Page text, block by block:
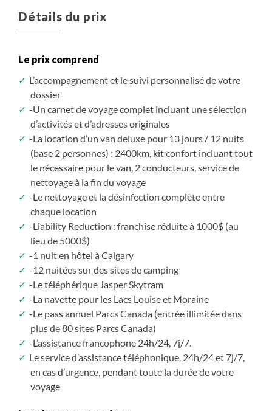
le lac O'Hara. Le sentier du Lac Arthur traverse une
forêt de mélèzes et des prés alpins (altitude de plus
Dans le cas où il vous serait impossible d'obtenir un
siège à bord d'une des navettes pour ce sentier, vous
pourrez effectuer une randonnée sur le sentier de
Twin Falls qui court le long de la rivière Yoho
jusqu’au chute Twin.
Idées de randonnées:
-sentier du Lac Arthur, 8 km (aller-retour), 310
mètres de dénivelé, 4h.
-sentier du Plateau Opabin, 5,9 km aller-retour, 250
mètres de dénivelé, 3h (altitude moyenne 2000
mètres)
-sentier Twin Falls, 16,4 km (aller-retour), 290
mètres de dénivelé, 6-7h (altitude maximale 1800
mètres)
En fin de journée, rendez-vous à votre camping du
Lac Louise, dans le parc national.
Détails du prix
Le prix comprend
L’accompagnement et le suivi personnalisé de votre
dossier
-Un carnet de voyage complet incluant une sélection
d’activités et d’adresses originales
-La location d’un van deluxe pour 13 jours / 12 nuits
(base 2 personnes) : 2400km, kit confort incluant tout
le nécessaire pour le van, 2 conducteurs, service de
nettoyage à la fin du voyage
-Le nettoyage et la désinfection complète entre
chaque location
-Liability Reduction : franchise réduite à 1000$ (au
lieu de 5000$)
-1 nuit en hôtel à Calgary
-12 nuitées sur des sites de camping
-Le téléphérique Jasper Skytram
-La navette pour les Lacs Louise et Moraine
-Le pass annuel Parcs Canada (entrée illimitée dans
plus de 80 sites Parcs Canada)
-L’assistance francophone 24h/24, 7j/7.
Le service d’assistance téléphonique, 24h/24 et 7j/7,
en cas d’urgence, pendant toute la durée de votre
voyage